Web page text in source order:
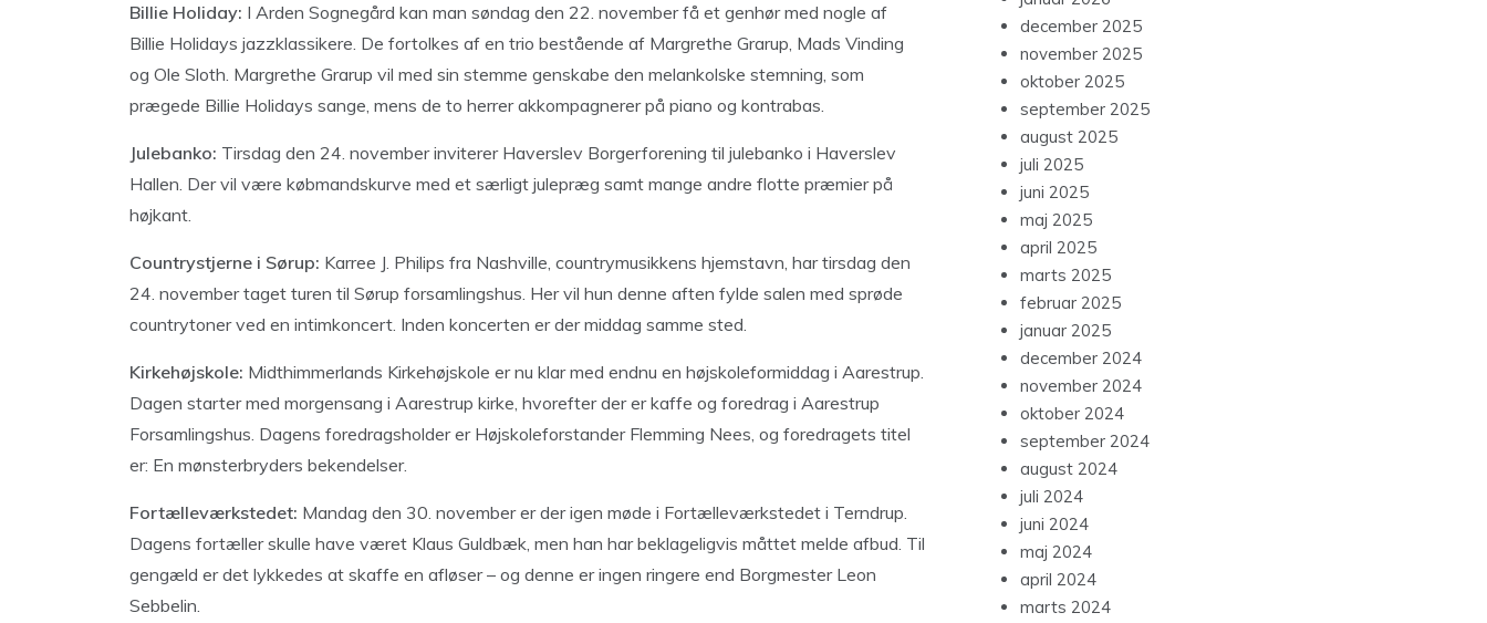
Billie Holiday: I Arden Sognegård kan man søndag den 22. november få et genhør med nogle af
Billie Holidays jazzklassikere. De fortolkes af en trio bestående af Margrethe Grarup, Mads Vinding
og Ole Sloth. Margrethe Grarup vil med sin stemme genskabe den melankolske stemning, som
prægede Billie Holidays sange, mens de to herrer akkompagnerer på piano og kontrabas.
Julebanko: Tirsdag den 24. november inviterer Haverslev Borgerforening til julebanko i Haverslev
Hallen. Der vil være købmandskurve med et særligt julepræg samt mange andre flotte præmier på
højkant.
Countrystjerne i Sørup: Karree J. Philips fra Nashville, countrymusikkens hjemstavn, har tirsdag den
24. november taget turen til Sørup forsamlingshus. Her vil hun denne aften fylde salen med sprøde
countrytoner ved en intimkoncert. Inden koncerten er der middag samme sted.
Kirkehøjskole: Midthimmerlands Kirkehøjskole er nu klar med endnu en højskoleformiddag i Aarestrup.
Dagen starter med morgensang i Aarestrup kirke, hvorefter der er kaffe og foredrag i Aarestrup
Forsamlingshus. Dagens foredragsholder er Højskoleforstander Flemming Nees, og foredragets titel
er: En mønsterbryders bekendelser.
Fortælleværkstedet: Mandag den 30. november er der igen møde i Fortælleværkstedet i Terndrup.
Dagens fortæller skulle have været Klaus Guldbæk, men han har beklageligvis måttet melde afbud. Til
gengæld er det lykkedes at skaffe en afløser – og denne er ingen ringere end Borgmester Leon
Sebbelin.
december 2025
november 2025
oktober 2025
september 2025
august 2025
juli 2025
juni 2025
maj 2025
april 2025
marts 2025
februar 2025
januar 2025
december 2024
november 2024
oktober 2024
september 2024
august 2024
juli 2024
juni 2024
maj 2024
april 2024
marts 2024